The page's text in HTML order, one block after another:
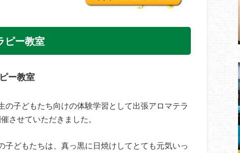
ピー教室
ー教室
の子どもたち向けの体験学習として出張アロマテラ
させていただきました。
子どもたちは、真っ黒に日焼けしてとても元気いっ